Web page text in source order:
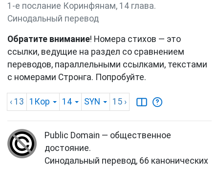
1-е послание Коринфянам, 14 глава.
Синодальный перевод
Обратите внимание! Номера стихов — это
ссылки, ведущие на раздел со сравнением
переводов, параллельными ссылками, текстами
с номерами Стронга. Попробуйте.
‹ 13 1Кор 14 SYN 15 ›
Public Domain — общественное
достояние.
Синодальный перевод, 66 канонических